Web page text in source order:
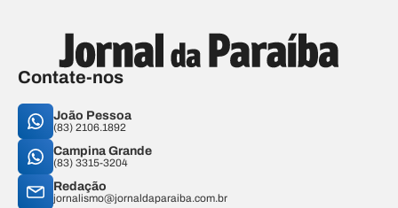
Contate-nos
João Pessoa
(83) 2106.1892
Campina Grande
(83) 3315-3204
Redação
jornalismo@jornaldaparaiba.com.br